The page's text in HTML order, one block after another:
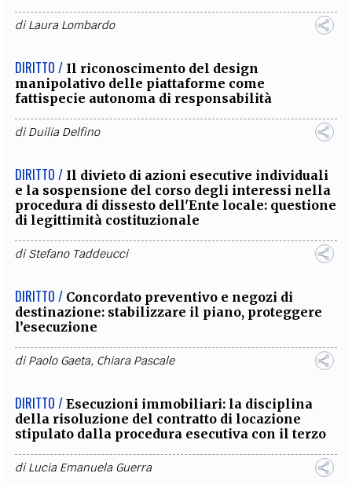
diLaura Lombardo
DIRITTO / Il riconoscimento del design
manipolativo delle piattaforme come
fattispecie autonoma di responsabilità
diDuilia Delfino
DIRITTO / Il divieto di azioni esecutive individuali
e la sospensione del corso degli interessi nella
procedura di dissesto dell'Ente locale: questione
di legittimità costituzionale
diStefano Taddeucci
DIRITTO / Concordato preventivo e negozi di
destinazione: stabilizzare il piano, proteggere
l’esecuzione
diPaolo Gaeta, Chiara Pascale
DIRITTO / Esecuzioni immobiliari: la disciplina
della risoluzione del contratto di locazione
stipulato dalla procedura esecutiva con il terzo
diLucia Emanuela Guerra